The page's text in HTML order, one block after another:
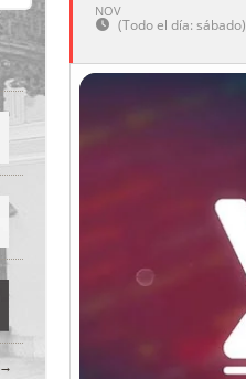
NOV
(Todo el día: sábado)